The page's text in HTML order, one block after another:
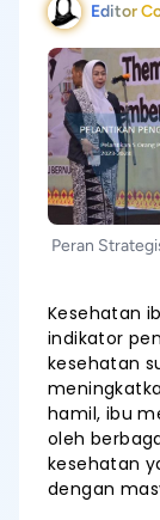
Editor
Peran
Kesehatan
indikator
kesehatan
hamil, ibu
oleh
kesehatan
dengan